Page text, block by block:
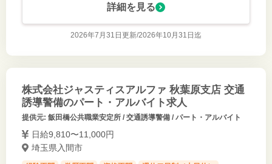
詳細を見る
2026年7月31日更新/2026年10月31日迄
株式会社ジャスティスアルファ 秋葉原支店 交通
誘導警備のパート・アルバイト求人
提供元: 飯田橋公共職業安定所 / 交通誘導警備 / パート・アルバイト
日給9,810〜11,000円
埼玉県入間市